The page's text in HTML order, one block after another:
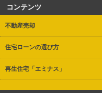
コンテンツ
不動産売却
住宅ローンの選び方
再生住宅「エミナス」